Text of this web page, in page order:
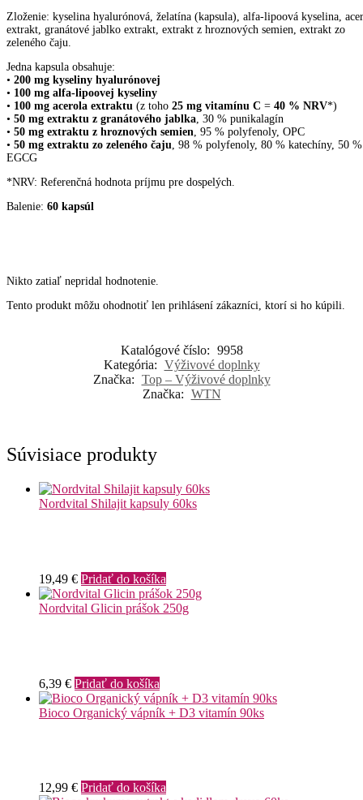
Zloženie: kyselina hyalurónová, želatína (kapsula), alfa-lipoová kyselina,
extrakt, granátové jablko extrakt, extrakt z hroznových semien, extrakt zo
zeleného čaju.
Jedna kapsula obsahuje:
• 200 mg kyseliny hyalurónovej
• 100 mg alfa-lipoovej kyseliny
• 100 mg acerola extraktu (z toho 25 mg vitamínu C = 40 % NRV*)
• 50 mg extraktu z granátového jablka, 30 % punikalagín
• 50 mg extraktu z hroznových semien, 95 % polyfenoly, OPC
• 50 mg extraktu zo zeleného čaju, 98 % polyfenoly, 80 % katechíny, 50 %
EGCG
*NRV: Referenčná hodnota príjmu pre dospelých.
Balenie: 60 kapsúl
Nikto zatiaľ nepridal hodnotenie.
Tento produkt môžu ohodnotiť len prihlásení zákazníci, ktorí si ho kúpili.
Katalógové číslo: 9958
Kategória: Výživové doplnky
Značka: Top – Výživové doplnky
Značka: WTN
Súvisiace produkty
Nordvital Shilajit kapsuly 60ks
19,49 € Pridať do košíka
Nordvital Glicin prášok 250g
6,39 € Pridať do košíka
Bioco Organický vápník + D3 vitamín 90ks
12,99 € Pridať do košíka